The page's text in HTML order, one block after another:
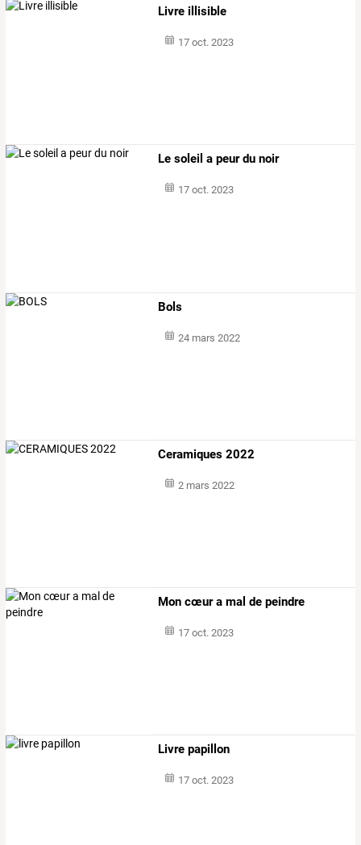
Livre illisible
17 oct. 2023
Le soleil a peur du noir
17 oct. 2023
Bols
24 mars 2022
Ceramiques 2022
2 mars 2022
Mon cœur a mal de peindre
17 oct. 2023
Livre papillon
17 oct. 2023